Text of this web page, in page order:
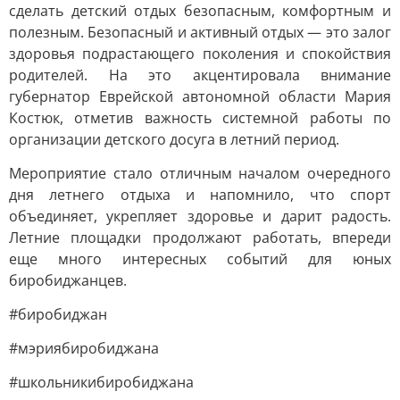
сделать детский отдых безопасным, комфортным и
полезным. Безопасный и активный отдых — это залог
здоровья подрастающего поколения и спокойствия
родителей. На это акцентировала внимание
губернатор Еврейской автономной области Мария
Костюк, отметив важность системной работы по
организации детского досуга в летний период.
Мероприятие стало отличным началом очередного
дня летнего отдыха и напомнило, что спорт
объединяет, укрепляет здоровье и дарит радость.
Летние площадки продолжают работать, впереди
еще много интересных событий для юных
биробиджанцев.
#биробиджан
#мэриябиробиджана
#школьникибиробиджана